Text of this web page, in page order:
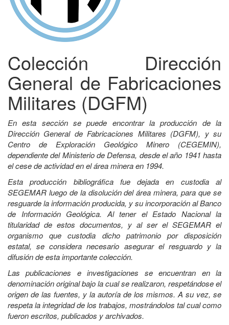
Colección Dirección
General de Fabricaciones
Militares (DGFM)
En esta sección se puede encontrar la producción de la
Dirección General de Fabricaciones Militares (DGFM), y su
Centro de Exploración Geológico Minero (CEGEMIN),
dependiente del Ministerio de Defensa, desde el año 1941 hasta
el cese de actividad en el área minera en 1994.
Esta producción bibliográfica fue dejada en custodia al
SEGEMAR luego de la disolución del área minera, para que se
resguarde la información producida, y su incorporación al Banco
de Información Geológica. Al tener el Estado Nacional la
titularidad de estos documentos, y al ser el SEGEMAR el
organismo que custodia dicho patrimonio por disposición
estatal, se considera necesario asegurar el resguardo y la
difusión de esta importante colección.
Las publicaciones e investigaciones se encuentran en la
denominación original bajo la cual se realizaron, respetándose el
origen de las fuentes, y la autoría de los mismos. A su vez, se
respeta la integridad de los trabajos, mostrándolos tal cual como
fueron escritos, publicados y archivados.